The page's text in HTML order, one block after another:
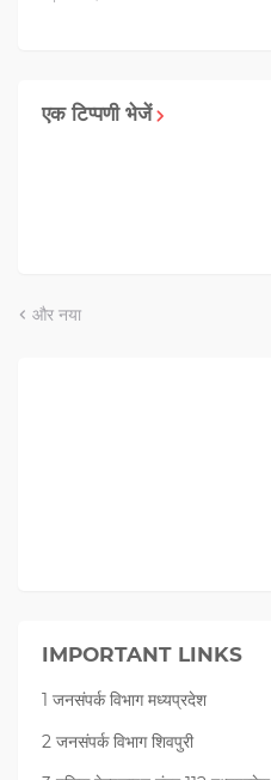
एक टिप्पणी भेजें
और नया
IMPORTANT LINKS
1 जनसंपर्क विभाग मध्यप्रदेश
2 जनसंपर्क विभाग शिवपुरी